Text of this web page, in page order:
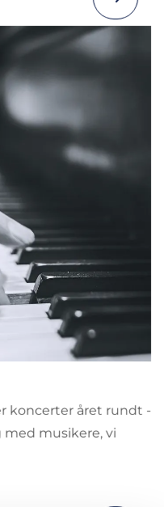
koncerter året rundt -
med musikere, vi